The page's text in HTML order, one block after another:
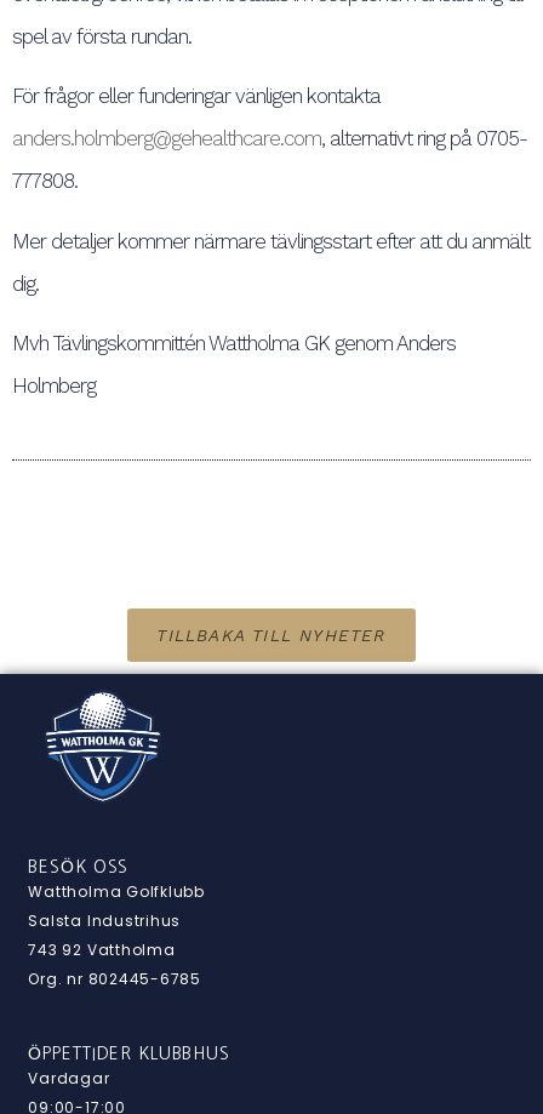
spel av första rundan.
För frågor eller funderingar vänligen kontakta
anders.holmberg@gehealthcare.com, alternativt ring på 0705-
777808.
Mer detaljer kommer närmare tävlingsstart efter att du anmält
dig.
Mvh Tävlingskommittén Wattholma GK genom Anders
Holmberg
TILLBAKA TILL NYHETER
BESÖK OSS
Wattholma Golfklubb
Salsta Industrihus
743 92 Vattholma
Org. nr 802445-6785
ÖPPETTIDER KLUBBHUS
Vardagar
09:00-17:00